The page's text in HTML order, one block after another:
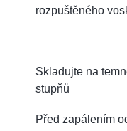
rozpuštěného
Skladujte na
stupňů
Před zapálením